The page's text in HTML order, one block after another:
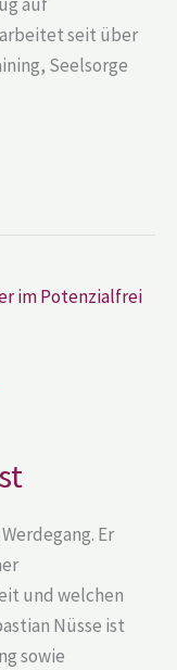
seit über
Seelsorge
Er
und welchen
Nüsse ist
sowie